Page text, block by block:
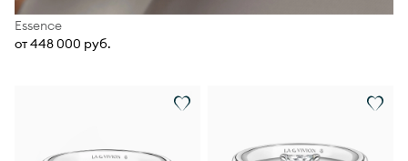
Essence
от 448 000 руб.